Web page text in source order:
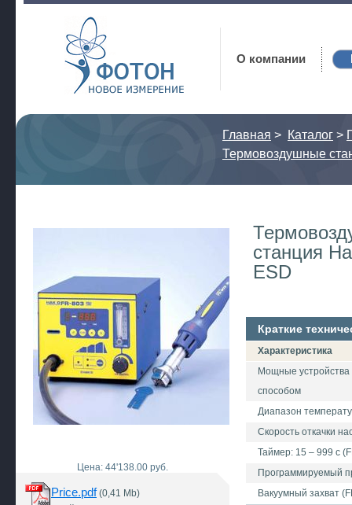
Фотон
О компании
Главная > Каталог >
Термовоздушные
Цена: 44'138.00 руб.
Price.pdf(0,41 Mb)
станция
ESD
Краткие
Характеристика
Мощные устройства
способом
Диапазон
Скорость откачки
Таймер: 15 – 999 с
Программируемый
Вакуумный захват